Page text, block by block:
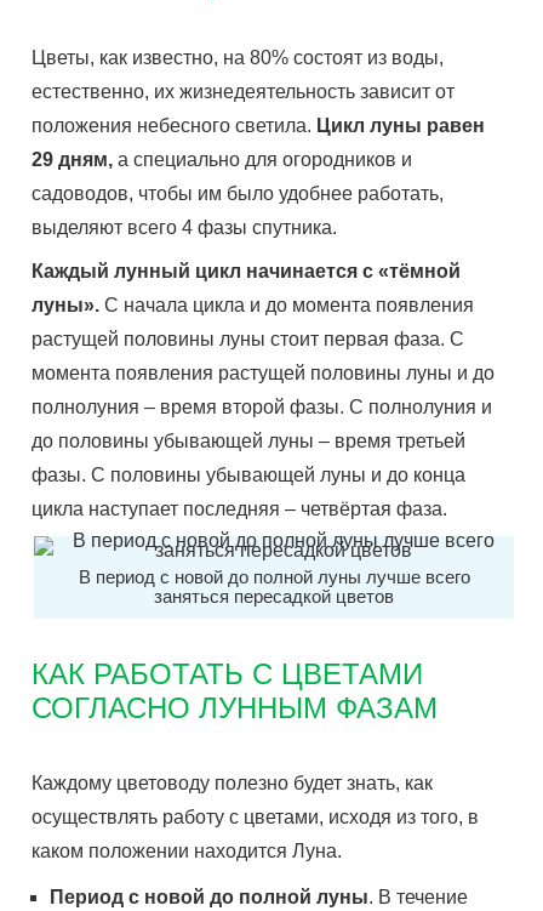
Цветы, как известно, на 80% состоят из воды,
естественно, их жизнедеятельность зависит от
положения небесного светила. Цикл луны равен
29 дням, а специально для огородников и
садоводов, чтобы им было удобнее работать,
выделяют всего 4 фазы спутника.
Каждый лунный цикл начинается с «тёмной
луны». С начала цикла и до момента появления
растущей половины луны стоит первая фаза. С
момента появления растущей половины луны и до
полнолуния – время второй фазы. С полнолуния и
до половины убывающей луны – время третьей
фазы. С половины убывающей луны и до конца
цикла наступает последняя – четвёртая фаза.
В период с новой до полной луны лучше всего
заняться пересадкой цветов
КАК РАБОТАТЬ С ЦВЕТАМИ
СОГЛАСНО ЛУННЫМ ФАЗАМ
Каждому цветоводу полезно будет знать, как
осуществлять работу с цветами, исходя из того, в
каком положении находится Луна.
Период с новой до полной луны. В течение